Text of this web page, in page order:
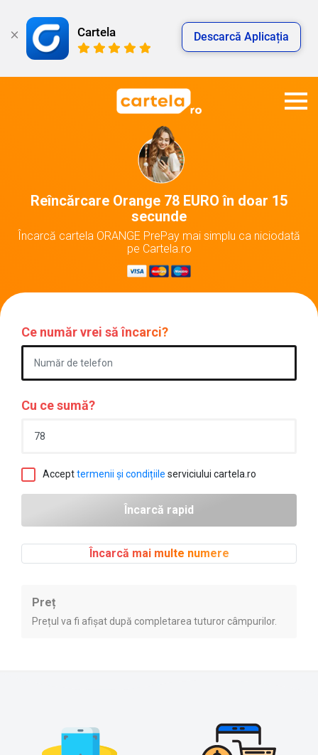
Cartela Descarcă Aplicația
Reîncărcare Orange 78 EURO în doar 15
secunde
Încarcă cartela ORANGE PrePay mai simplu ca niciodată
pe Cartela.ro
Ce număr vrei să încarci?
Cu ce sumă?
Accepttermenii și condițiile serviciului cartela.ro
Încarcă mai multe numere
Preț
Prețul va fi afișat după completarea tuturor câmpurilor.